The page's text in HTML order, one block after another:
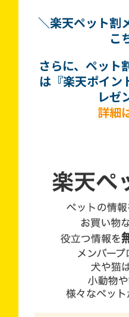
＼楽天ペット割
こ
さらに、ペット
は『楽天ポイン
レゼ
詳細